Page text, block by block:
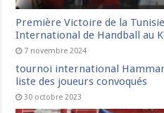
Première Victoire de la
International de Handball au
7 novembre 2024
tournoi international
liste des joueurs convoqués
30 octobre 2023